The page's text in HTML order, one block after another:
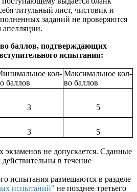
титульный лист, чистовик и
заданий не проверяются
апелляции.
баллов, подтверждающих
испытания:
кол-
баллов
Максимальное кол-
во баллов
3
5
3
5
экзаменов не допускается. Сданные
в течение
испытания размещаются в разделе
испытаний" не позднее третьего